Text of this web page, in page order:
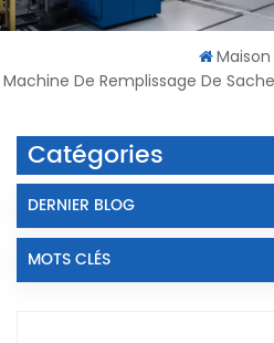
Maison
Machine De Remplissage De
Catégories
DERNIER BLOG
MOTS CLÉS